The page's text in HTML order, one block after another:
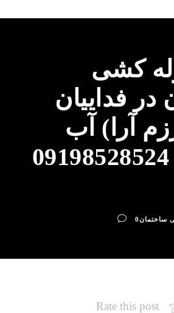
کشی
در فداییان
آرا) آب
فاضلاب 09198528524
ساختمان0
Rate this post